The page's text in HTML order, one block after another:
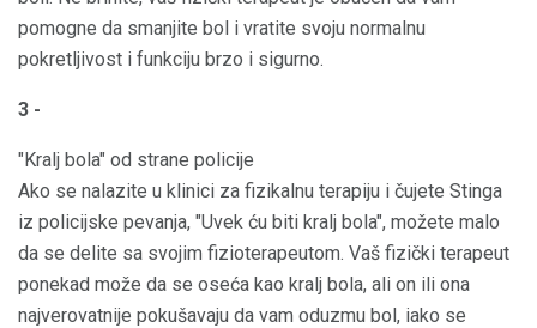
pomogne da smanjite bol i vratite svoju normalnu
pokretljivost i funkciju brzo i sigurno.
3 -
"Kralj bola" od strane policije
Ako se nalazite u klinici za fizikalnu terapiju i čujete Stinga
iz policijske pevanja, "Uvek ću biti kralj bola", možete malo
da se delite sa svojim fizioterapeutom. Vaš fizički terapeut
ponekad može da se oseća kao kralj bola, ali on ili ona
najverovatnije pokušavaju da vam oduzmu bol, iako se